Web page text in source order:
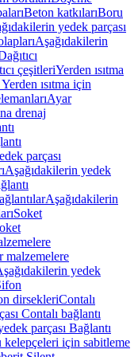
Beton katkılarıBoru
yedek parçası
Aşağıdakilerin
çeşitleriYerden ısıtma
ısıtma için
Ayar
drenaj
parçası
Aşağıdakilerin yedek
Aşağıdakilerin
Soket
malzemelere
yedek
dirsekleriContalı
Contalı bağlantı
parçası Bağlantı
kelepçeleri için sabitleme